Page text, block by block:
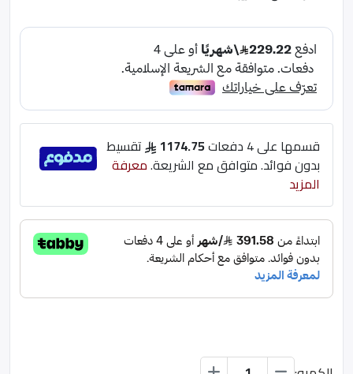
قسمها على 4 دفعات 1174.75
تقسيط
بدون فوائد. متوافق مع الشريعة.معرفة
المزيد